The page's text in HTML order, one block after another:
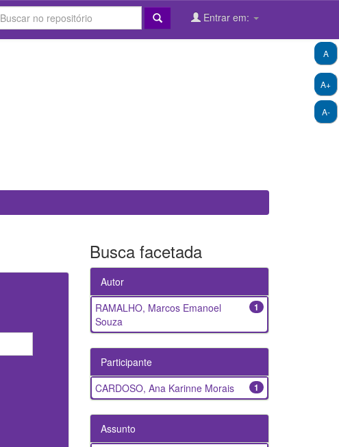
Entrar em:
A+
A-
A
Busca facetada
Autor
1
RAMALHO, Marcos Emanoel
Souza
Participante
1
CARDOSO, Ana Karinne Morais
Assunto